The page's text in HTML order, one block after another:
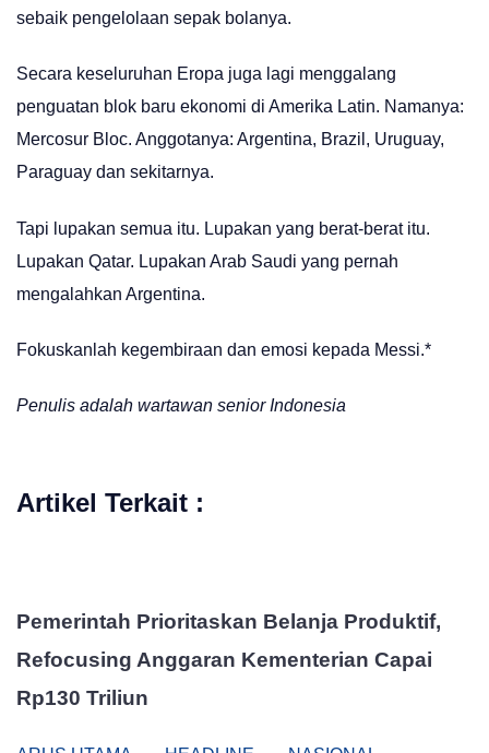
sebaik pengelolaan sepak bolanya.
Secara keseluruhan Eropa juga lagi menggalang
penguatan blok baru ekonomi di Amerika Latin. Namanya:
Mercosur Bloc. Anggotanya: Argentina, Brazil, Uruguay,
Paraguay dan sekitarnya.
Tapi lupakan semua itu. Lupakan yang berat-berat itu.
Lupakan Qatar. Lupakan Arab Saudi yang pernah
mengalahkan Argentina.
Fokuskanlah kegembiraan dan emosi kepada Messi.*
Penulis adalah wartawan senior Indonesia
Artikel Terkait :
Pemerintah Prioritaskan Belanja Produktif,
Refocusing Anggaran Kementerian Capai
Rp130 Triliun